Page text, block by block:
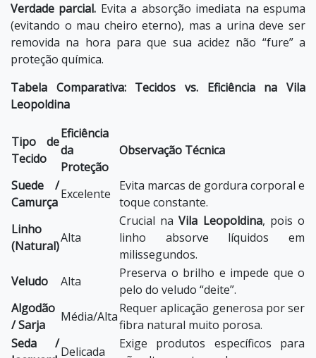
Verdade parcial. Evita a absorção imediata na espuma
(evitando o mau cheiro eterno), mas a urina deve ser
removida na hora para que sua acidez não “fure” a
proteção química.
Tabela Comparativa: Tecidos vs. Eficiência na Vila
Leopoldina
Tipo de
Tecido
Eficiência
da
Proteção
Observação Técnica
Suede /
Camurça
Excelente
Evita marcas de gordura corporal e
toque constante.
Linho
(Natural)
Alta
Crucial naVila Leopoldina, pois o
linho absorve líquidos em
milissegundos.
Veludo
Alta
Preserva o brilho e impede que o
pelo do veludo “deite”.
Algodão
/ Sarja
Média/Alta
Requer aplicação generosa por ser
fibra natural muito porosa.
Seda /
Delicada
Exige produtos específicos para